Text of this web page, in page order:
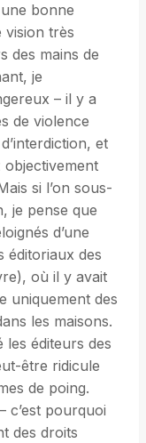
bonne
vision très
des mains de
je
– il y a
de violence
et
si l’on sous-
je pense que
d’une
éditoriaux des
où il y avait
uniquement des
les maisons.
éditeurs des
être ridicule
de poing.
c’est pourquoi
des droits